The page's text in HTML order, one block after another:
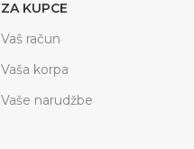
ZA KUPCE
Vaš račun
Vaša korpa
Vaše narudžbe